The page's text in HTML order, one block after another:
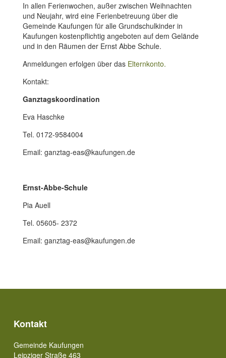
In allen Ferienwochen, außer zwischen Weihnachten
und Neujahr, wird eine Ferienbetreuung über die
Gemeinde Kaufungen für alle Grundschulkinder in
Kaufungen kostenpflichtig angeboten auf dem Gelände
und in den Räumen der Ernst Abbe Schule.
Anmeldungen erfolgen über das Elternkonto.
Kontakt:
Ganztagskoordination
Eva Haschke
Tel. 0172-9584004
Email: ganztag-eas@kaufungen.de
Ernst-Abbe-Schule
Pia Auell
Tel. 05605- 2372
Email: ganztag-eas@kaufungen.de
Kontakt
Gemeinde Kaufungen
Leipziger Straße 463